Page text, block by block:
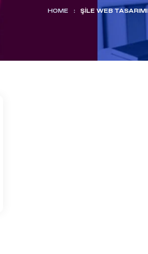
HOME : ŞILE WEB TASARIMI